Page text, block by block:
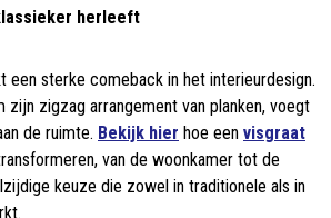
herleeft
een sterke comeback in het interieurdesign.
zijn zigzag arrangement van planken, voegt
de ruimte. Bekijk hier hoe een visgraat
van de woonkamer tot de
keuze die zowel in traditionele als in